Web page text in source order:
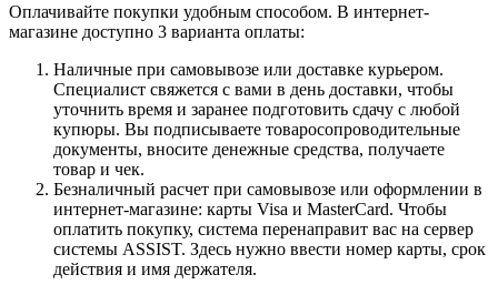
Оплачивайте покупки удобным способом. В интернет-
магазине доступно 3 варианта оплаты:
Наличные при самовывозе или доставке курьером.
Специалист свяжется с вами в день доставки, чтобы
уточнить время и заранее подготовить сдачу с любой
купюры. Вы подписываете товаросопроводительные
документы, вносите денежные средства, получаете
товар и чек.
Безналичный расчет при самовывозе или оформлении в
интернет-магазине: карты Visa и MasterCard. Чтобы
оплатить покупку, система перенаправит вас на сервер
системы ASSIST. Здесь нужно ввести номер карты, срок
действия и имя держателя.